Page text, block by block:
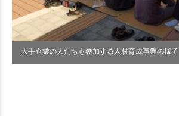
大手企業の人たちも参加する人材育成事業の様子